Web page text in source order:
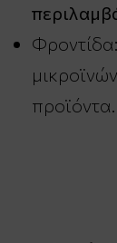
προϊόντα.